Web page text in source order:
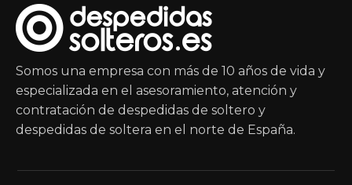
Somos una empresa con más de 10 años de vida y
especializada en el asesoramiento, atención y
contratación de despedidas de soltero y
despedidas de soltera en el norte de España.